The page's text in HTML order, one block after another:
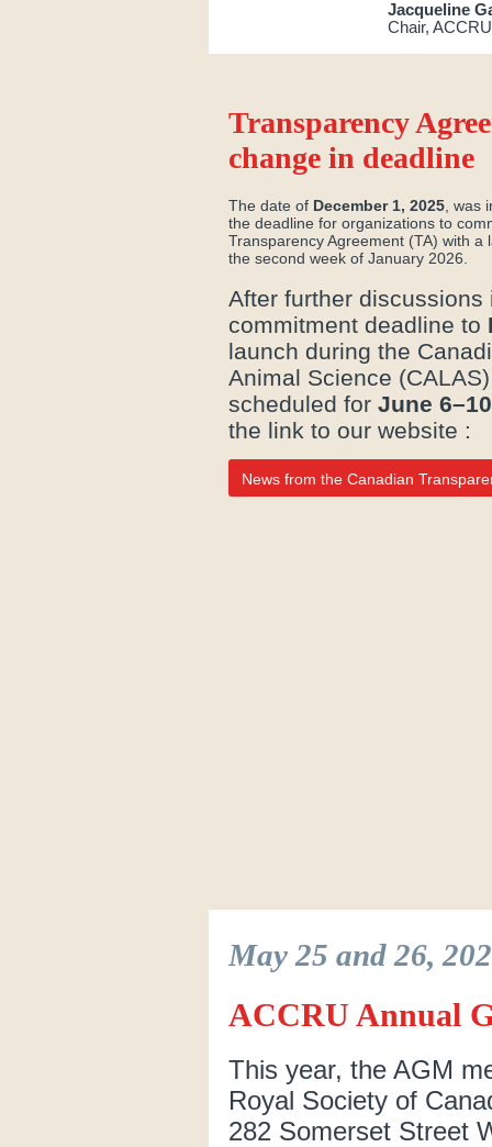
Jacqueline
Chair, ACCRU
Transparency
change in deadline
The date of December 1, 2025 , was
the deadline for organizations to
Transparency Agreement (TA) with a
the second week of January 2026.
After further
commitment deadline to
launch during the
Animal Science
scheduled for June
the link to our website :
News from the Canadian
May 25 and 26,
ACCRU Annual
This year, the AGM
Royal Society of
282 Somerset Street